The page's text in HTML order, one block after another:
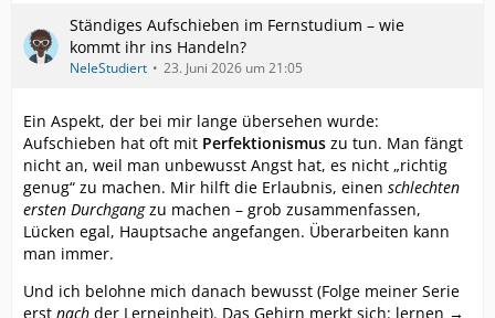
Ständiges Aufschieben im Fernstudium – wie
kommt ihr ins Handeln?
NeleStudiert 23. Juni 2026 um 21:05
Ein Aspekt, der bei mir lange übersehen wurde:
Aufschieben hat oft mit Perfektionismus zu tun. Man fängt
nicht an, weil man unbewusst Angst hat, es nicht „richtig
genug“ zu machen. Mir hilft die Erlaubnis, einen schlechten
ersten Durchgangzu machen – grob zusammenfassen,
Lücken egal, Hauptsache angefangen. Überarbeiten kann
man immer.
Und ich belohne mich danach bewusst (Folge meiner Serie
erst nach der Lerneinheit). Das Gehirn merkt sich: lernen →